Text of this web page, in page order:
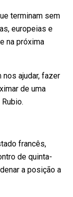
terminam sem
europeias e
na próxima
nos ajudar, fazer
de uma
francês,
de quinta-
a posição a